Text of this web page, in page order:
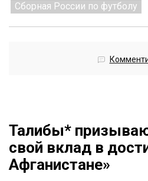
Сборная России по футболу
Талибы*
свой вклад в
Афганистане»